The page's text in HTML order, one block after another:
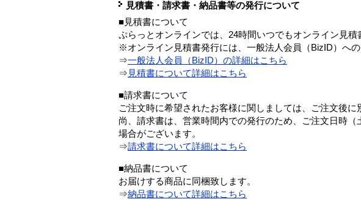
見積書・請求書・納品書等の発行について
■見積書について
ぷらっとオンラインでは、24時間いつでもオンライン見積
※オンライン見積書発行には、一般法人会員（BizID）への
⇒一般法人会員（BizID）の詳細はこちら
⇒ 見積書について詳細はこちら
■請求書について
ご注文時に希望されたお客様に関しましては、ご注文後に
尚、請求書は、営業時間内での発行のため、ご注文日時
場合がございます。
⇒請求書について詳細はこちら
■納品書について
お届けする商品に同梱致します。
⇒納品書について詳細はこちら